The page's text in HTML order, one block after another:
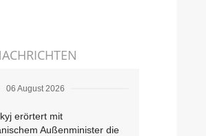
06 August 2026
erörtert mit
Außenminister die